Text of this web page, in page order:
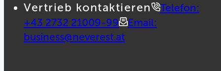
Vertrieb kontaktieren
Telefon:
+43 2732 21009-99
Email:
business@neverest.at